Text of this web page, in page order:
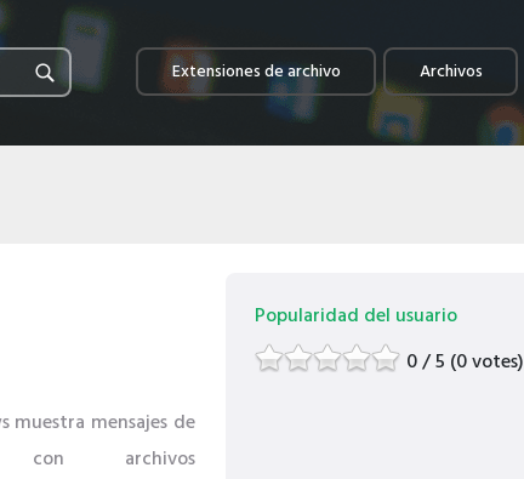
Extensiones de archivo Archivos
muestra mensajes de
con archivos
Popularidad del usuario
0 / 5 (0 votes)